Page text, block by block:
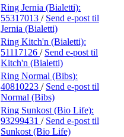
Ring Jernia (Bialetti):
55317013 / Send e-post til
Jernia (Bialetti)
Ring Kitch'n (Bialetti):
51117126 / Send e-post til
Kitch'n (Bialetti)
Ring Normal (Bibs):
40810223 / Send e-post til
Normal (Bibs)
Ring Sunkost (Bio Life):
93299431 / Send e-post til
Sunkost (Bio Life)